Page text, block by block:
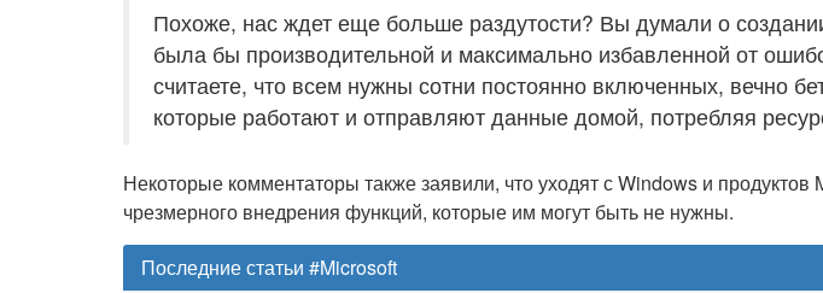
Похоже, нас ждет еще больше раздутости? Вы думали о
была бы производительной и максимально избавленной от
считаете, что всем нужны сотни постоянно включенных, вечно
которые работают и отправляют данные домой, потребляя
Некоторые комментаторы также заявили, что уходят с Windows и продуктов
чрезмерного внедрения функций, которые им могут быть не нужны.
Последние статьи #Microsoft